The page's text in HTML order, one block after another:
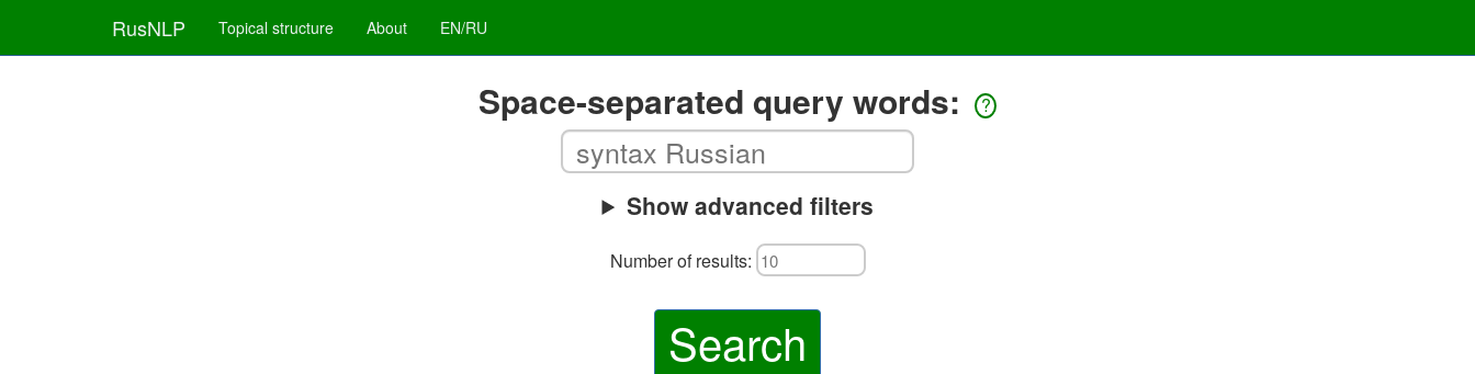
RusNLP Topical structure About EN/RU
Space-separated query words: ?
Show advanced filters
Number of results:
Search